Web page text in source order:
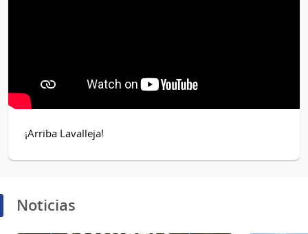
¡Arriba Lavalleja!
Noticias